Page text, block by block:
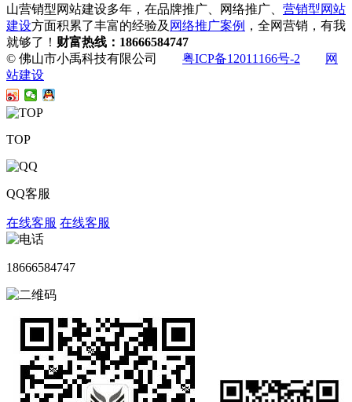
山营销型网站建设多年，在品牌推广、网络推广、 营销型网站
建设方面积累了丰富的经验及 网络推广案例 ，全网营销，有我
就够了！ 财富热线：18666584747
© 佛山市小禹科技有限公司 粤ICP备12011166号-2
网
站建设
TOP
QQ客服
在线客服 在线客服
18666584747